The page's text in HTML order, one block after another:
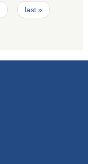
last »